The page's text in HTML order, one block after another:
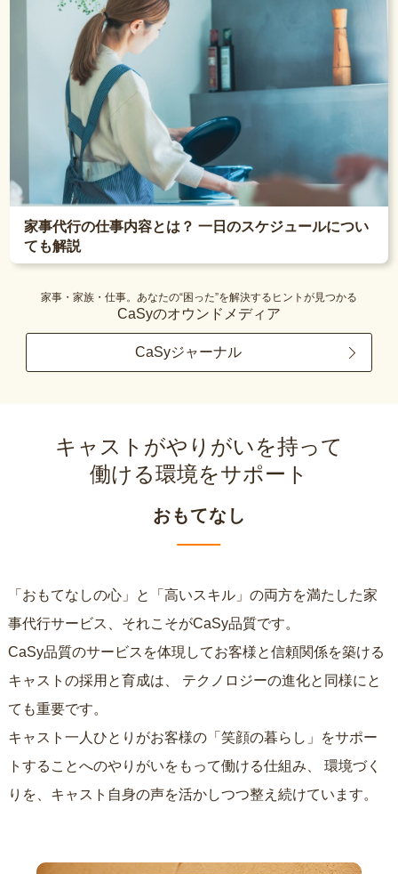
家事代行の仕事内容とは？ 一日のスケジュールについ
ても解説
家事・家族・仕事。あなたの“困った”を解決するヒントが見つかる
CaSyのオウンドメディア
CaSyジャーナル
キャストがやりがいを持って
働ける環境をサポート
おもてなし
「おもてなしの心」と「高いスキル」の両方を満たした家
事代行サービス、それこそがCaSy品質です。
CaSy品質のサービスを体現してお客様と信頼関係を築ける
キャストの採用と育成は、
ても重要です。
キャスト一人ひとりがお客様の「笑顔の暮らし」をサポー
トすることへのやりがいをもって働ける仕組み、
りを、キャスト自身の声を活かしつつ整え続けています。